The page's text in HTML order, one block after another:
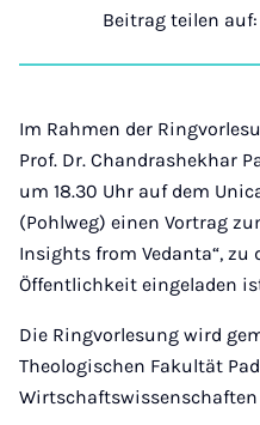
Beitrag teilen auf:
Im Rahmen der
Prof. Dr. Chandrashekhar
um 18.30 Uhr auf dem
(Pohlweg) einen Vortrag
Insights from Vedanta“,
Öffentlichkeit eingeladen
Die Ringvorlesung wird
Theologischen Fakultät